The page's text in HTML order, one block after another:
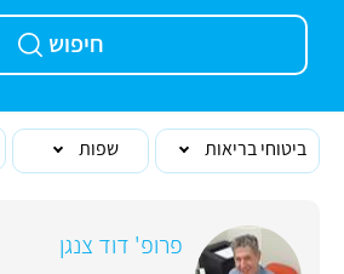
חיפוש
ביטוחי בריאות שפות
פרופ' דוד צנגן